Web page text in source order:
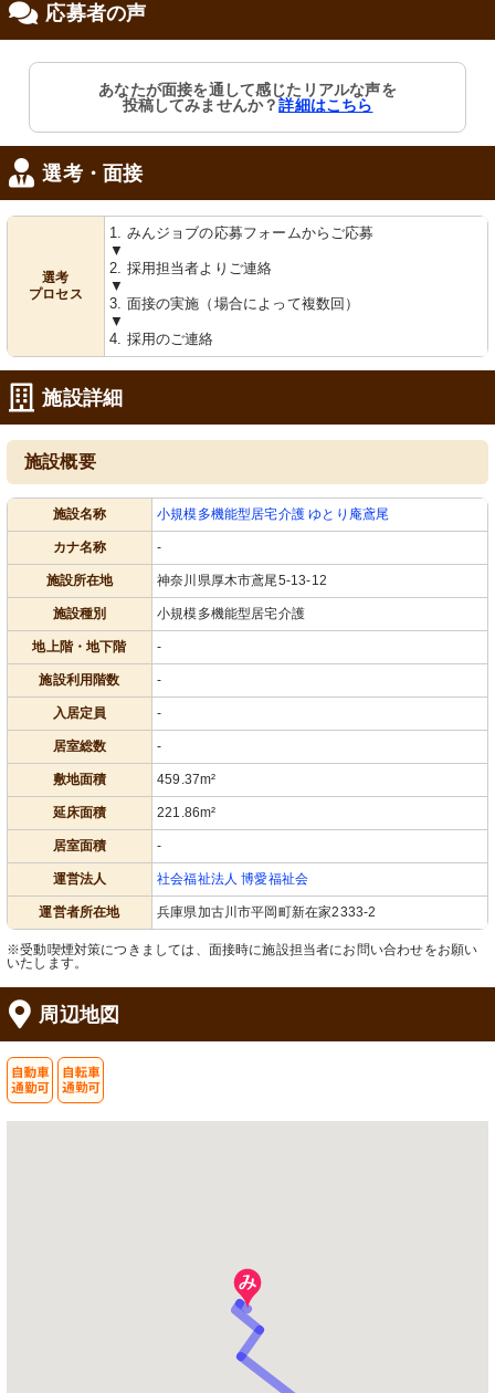
応募者の声
あなたが面接を通して感じたリアルな声を
投稿してみませんか？詳細はこちら
選考・面接
選考
プロセス
1. みんジョブの応募フォームからご応募
▼
2. 採用担当者よりご連絡
▼
3. 面接の実施（場合によって複数回）
▼
4. 採用のご連絡
施設詳細
施設概要
施設名称 小規模多機能型居宅介護 ゆとり庵鳶尾
カナ名称 -
施設所在地 神奈川県厚木市鳶尾5-13-12
施設種別 小規模多機能型居宅介護
地上階・地下階 -
施設利用階数 -
入居定員 -
居室総数 -
敷地面積 459.37m²
延床面積 221.86m²
居室面積 -
運営法人 社会福祉法人 博愛福祉会
運営者所在地 兵庫県加古川市平岡町新在家2333-2
※受動喫煙対策につきましては、面接時に施設担当者にお問い合わせをお願い
いたします。
周辺地図